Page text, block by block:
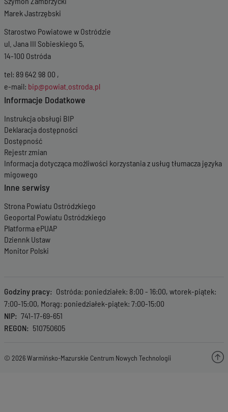
Marek Jastrzębski
Starostwo Powiatowe w Ostródzie
ul. Jana III Sobieskiego 5,
14-100 Ostróda
tel: 89 642 98 00 ,
e-mail: bip@powiat.ostroda.pl
Informacje Dodatkowe
Instrukcja obsługi BIP
Deklaracja dostępności
Dostępność
Rejestr zmian
Informacja dotycząca możliwości korzystania z usług tłumacza języka
migowego
Inne serwisy
Strona Powiatu Ostródzkiego
Geoportal Powiatu Ostródzkiego
Platforma ePUAP
Dziennk Ustaw
Monitor Polski
Godziny pracy
Ostróda: poniedziałek: 8:00 - 16:00, wtorek-piątek:
7:00-15:00, Morąg: poniedziałek-piątek: 7:00-15:00
NIP
741-17-69-651
REGON
510750605
© 2026 Warmińsko-Mazurskie Centrum Nowych Technologii